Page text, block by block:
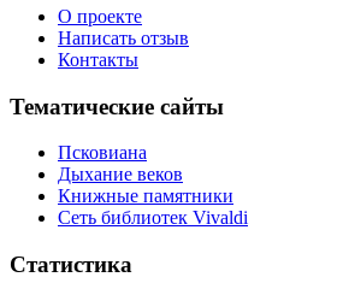
О проекте
Написать отзыв
Контакты
Тематические сайты
Псковиана
Дыхание веков
Книжные памятники
Сеть библиотек Vivaldi
Статистика